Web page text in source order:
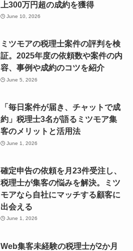
上300万円超の成約を獲得
June 10, 2026
ミツモアの税理士案件の評判を検
証。2025年度の依頼数や案件の内
容、事例や成約のコツを紹介
June 5, 2026
「毎日案件が届き、チャットで成
約」税理士3名が語るミツモア集
客のメリットと活用法
June 1, 2026
確定申告の依頼を月23件受注し、
税理士が集客の悩みを解決。ミツ
モアなら自社にマッチする顧客に
出会える
June 1, 2026
Web集客未経験の税理士が2か月